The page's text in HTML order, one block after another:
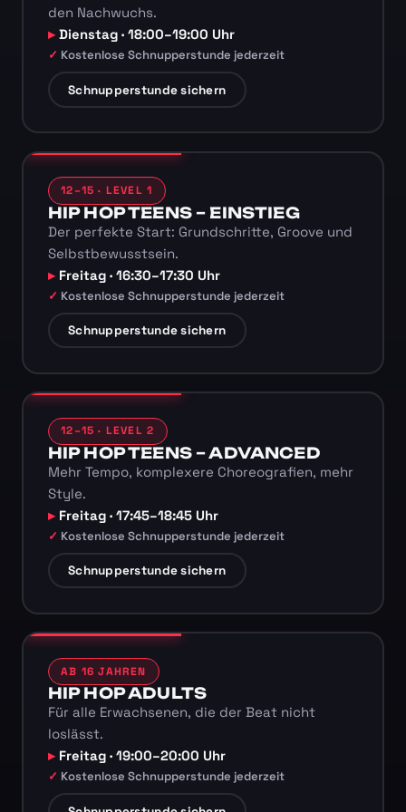
den Nachwuchs.
Dienstag · 18:00–19:00 Uhr
Kostenlose Schnupperstunde jederzeit
Schnupperstunde sichern
12–15 · LEVEL 1
HIP HOP TEENS – EINSTIEG
Der perfekte Start: Grundschritte, Groove und
Selbstbewusstsein.
Freitag · 16:30–17:30 Uhr
Kostenlose Schnupperstunde jederzeit
Schnupperstunde sichern
12–15 · LEVEL 2
HIP HOP TEENS – ADVANCED
Mehr Tempo, komplexere Choreografien, mehr
Style.
Freitag · 17:45–18:45 Uhr
Kostenlose Schnupperstunde jederzeit
Schnupperstunde sichern
AB 16 JAHREN
HIP HOP ADULTS
Für alle Erwachsenen, die der Beat nicht
loslässt.
Freitag · 19:00–20:00 Uhr
Kostenlose Schnupperstunde jederzeit